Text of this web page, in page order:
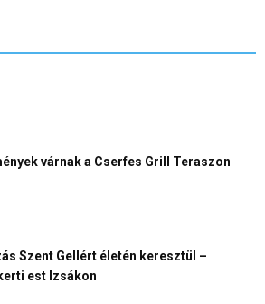
várnak a Cserfes Grill Teraszon
Szent Gellért életén keresztül –
est Izsákon